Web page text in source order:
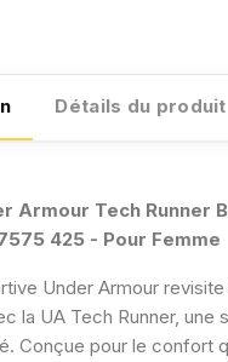
Détails du produit
Armour Tech Runner
425 - Pour Femme
Under Armour revisite
la UA Tech Runner, une
Conçue pour le confort